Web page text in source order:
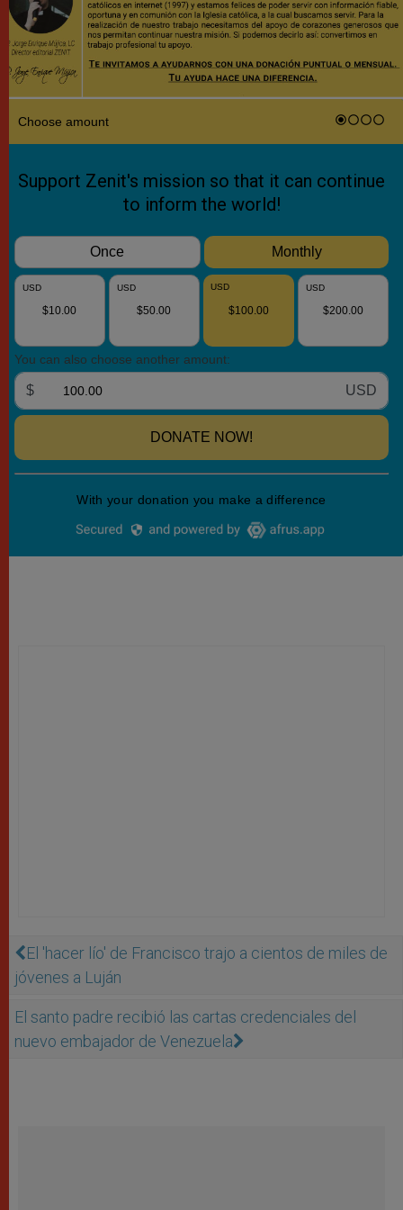
El 'hacer lío' de Francisco trajo a cientos de miles de
jóvenes a Luján
El santo padre recibió las cartas credenciales del
nuevo embajador de Venezuela